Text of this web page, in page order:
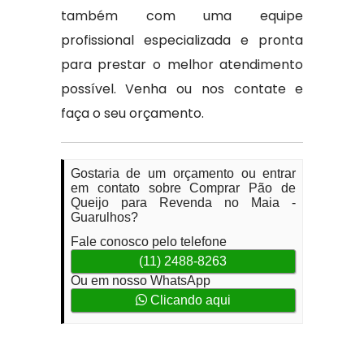
também com uma equipe
profissional especializada e pronta
para prestar o melhor atendimento
possível. Venha ou nos contate e
faça o seu orçamento.
Gostaria de um orçamento ou entrar
em contato sobre Comprar Pão de
Queijo para Revenda no Maia -
Guarulhos?
Fale conosco pelo telefone
(11) 2488-8263
Ou em nosso WhatsApp
Clicando aqui